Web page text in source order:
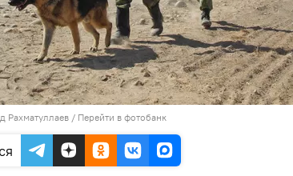
Рахматуллаев / Перейти в фотобанк